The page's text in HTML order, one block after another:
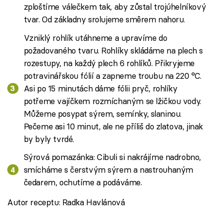
zploštíme válečkem tak, aby zůstal trojúhelníkový
tvar. Od základny srolujeme směrem nahoru.
Vzniklý rohlík utáhneme a upravíme do
požadovaného tvaru. Rohlíky skládáme na plech s
rozestupy, na každý plech 6 rohlíků. Přikryjeme
potravinářskou fólií a zapneme troubu na 220 °C.
Asi po 15 minutách dáme fólii pryč, rohlíky
potřeme vajíčkem rozmíchaným se lžičkou vody.
Můžeme posypat sýrem, semínky, slaninou.
Pečeme asi 10 minut, ale ne příliš do zlatova, jinak
by byly tvrdé.
Sýrová pomazánka: Cibuli si nakrájíme nadrobno,
smícháme s čerstvým sýrem a nastrouhaným
čedarem, ochutíme a podáváme.
Autor receptu: Radka Havlánová